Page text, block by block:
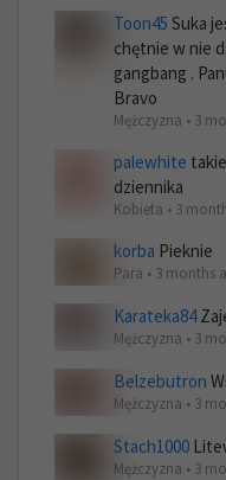
Toon45 Suka
chętnie w nie
gangbang .
Bravo
Mężczyzna • 3
palewhite
dziennika
Kobieta • 3
korba Pieknie
Para • 3 months
Karateka84
Mężczyzna • 3
Belzebutron
Mężczyzna • 3
Stach1000
Mężczyzna • 3